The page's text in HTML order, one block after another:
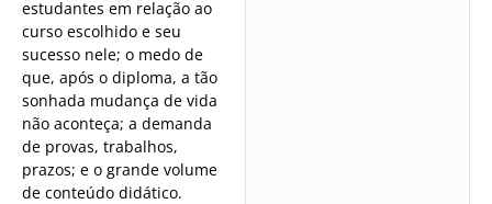
estudantes em relação ao
curso escolhido e seu
sucesso nele; o medo de
que, após o diploma, a tão
sonhada mudança de vida
não aconteça; a demanda
de provas, trabalhos,
prazos; e o grande volume
de conteúdo didático.